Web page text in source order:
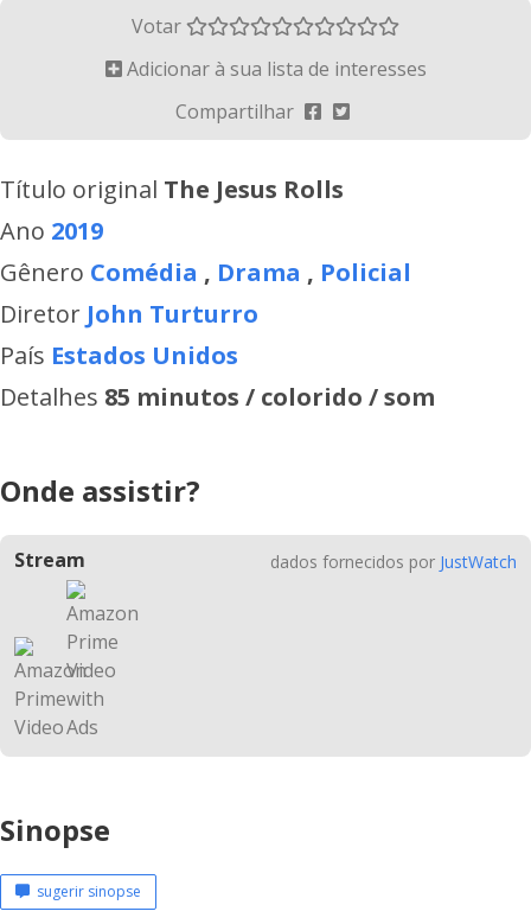
Votar
Adicionar à sua lista de interesses
Compartilhar
Título original The Jesus Rolls
Ano 2019
Gênero Comédia , Drama , Policial
Diretor John Turturro
País Estados Unidos
Detalhes 85 minutos / colorido / som
Onde assistir?
Stream dados fornecidos por JustWatch
Sinopse
sugerir sinopse